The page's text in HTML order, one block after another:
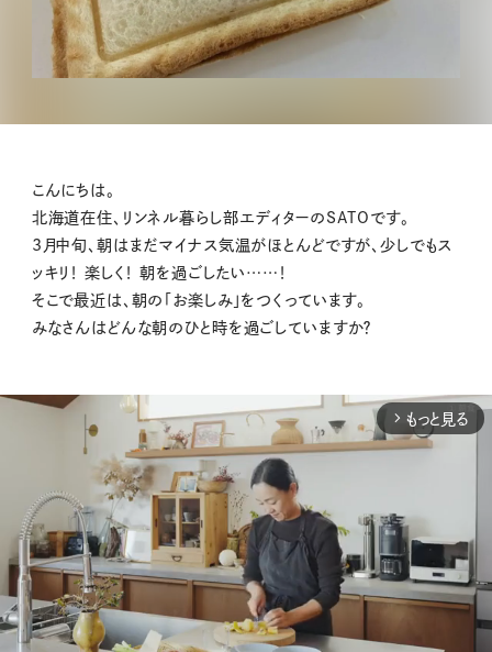
こんにちは。
北海道在住、リンネル暮らし部エディターのSATOです。
3月中旬、朝はまだマイナス気温がほとんどですが、少しでもス
ッキリ！ 楽しく！ 朝を過ごしたい……！
そこで最近は、朝の「お楽しみ」をつくっています。
みなさんはどんな朝のひと時を過ごしていますか？
arrow_forward_ios もっと見る